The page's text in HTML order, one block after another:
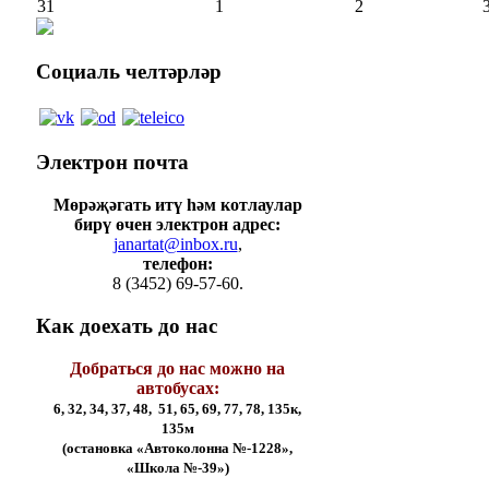
31
1 2
Социаль челтәрләр
Электрон почта
Мөрәҗәгать итү һәм котлаулар
бирү өчен электрон адрес:
janartat@inbox.ru,
телефон:
8 (3452) 69-57-60.
Как доехать до нас
Добраться до нас можно на
автобусах:
6, 32, 34, 37, 48, 51, 65, 69, 77, 78, 135к,
135м
(остановка «Автоколонна №-1228»,
«Школа №-39»)